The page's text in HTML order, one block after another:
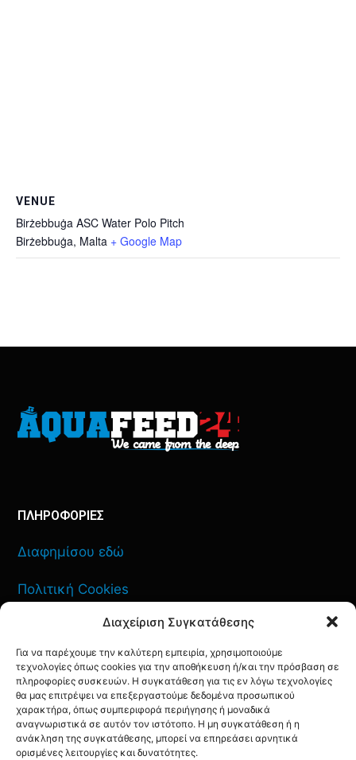
Διαχείριση Συγκατάθεσης
Για να παρέχουμε την καλύτερη εμπειρία, χρησιμοποιούμε
τεχνολογίες όπως cookies για την αποθήκευση ή/και την πρόσβαση σε
πληροφορίες συσκευών. Η συγκατάθεση για τις εν λόγω τεχνολογίες
θα μας επιτρέψει να επεξεργαστούμε δεδομένα προσωπικού
χαρακτήρα, όπως συμπεριφορά περιήγησης ή μοναδικά
αναγνωριστικά σε αυτόν τον ιστότοπο. Η μη συγκατάθεση ή η
ανάκληση της συγκατάθεσης, μπορεί να επηρεάσει αρνητικά
ορισμένες λειτουργίες και δυνατότητες.
VENUE
Birżebbuġa ASC Water Polo Pitch
Birżebbuġa, Malta + Google Map
ΠΛΗΡΟΦΟΡΙΕΣ
Διαφημίσου εδώ
Πολιτική Cookies
Πολιτική Απορρήτου
ΕΠΙΚΟΙΝΩΝΙΑ